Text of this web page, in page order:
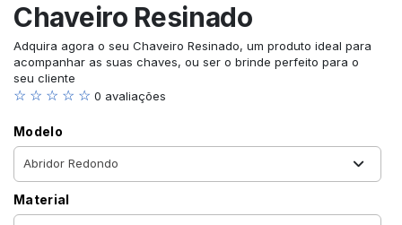
Chaveiro Resinado
Adquira agora o seu Chaveiro Resinado, um produto ideal para
acompanhar as suas chaves, ou ser o brinde perfeito para o
seu cliente
☆ ☆ ☆ ☆ ☆ 0 avaliações
Modelo
Material